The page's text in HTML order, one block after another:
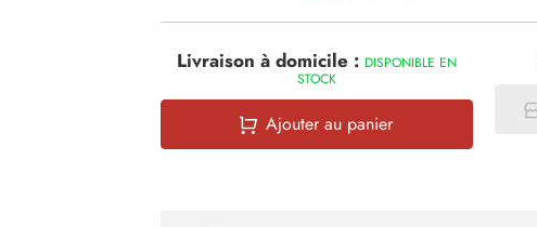
Livraison à domicile : DISPONIBLE EN
STOCK
Ajouter au panier